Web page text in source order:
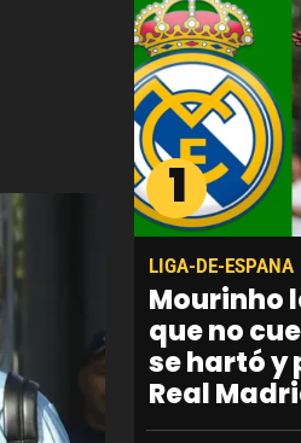
1
LIGA-DE-ESPANA
Mourinho
que no
se hartó y
Real